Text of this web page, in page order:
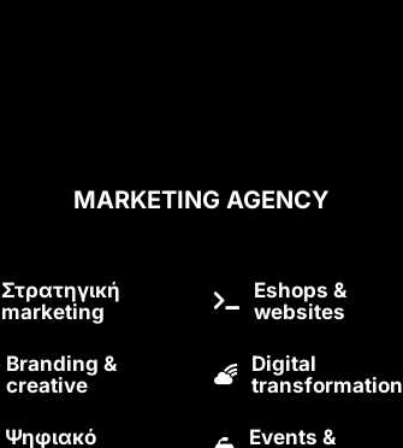
MARKETING AGENCY
Στρατηγική
marketing
Branding &
creative
Ψηφιακό
Eshops &
websites
Digital
transformation
Εvents &